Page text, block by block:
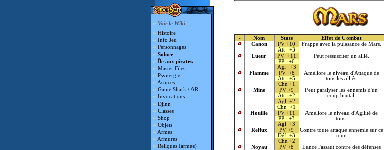
» Voir le Wiki
» Histoire
» Info Jeu
» Personnages
» Soluce
» Île aux pirates
» Master Files
» Psynergie
» Astuces
» Game Shark / AR
» Invocations
» Djinn
» Classes
» Shop
» Objets
» Armes
» Armures
» Reliques (armes)
- Nom Stats Effet de Combat
Canon
PV +10
Att +3
Frappe avec la puissance de Mars.
Lueur
PV +11
PP +6
Agl +3
Peut ressusciter un allié.
Flamme
PV +8
Att +5
Chn +1
Améliore le niveau d'Attaque de
tous les alliés.
Mine
PV +9
Att +2
Agl +2
Chn +1
Peut paralyser les ennemis d'un
coup brutal.
Houille
PV +11
PP +3
Agl +3
Améliore le niveau d'Agilité de
tous.
Reflux
PV +9
Déf +3
Chn +2
Contre toute attaque ennemie sur ce
tour.
Noyau
PV +8
Lance l'assaut contre des défenses